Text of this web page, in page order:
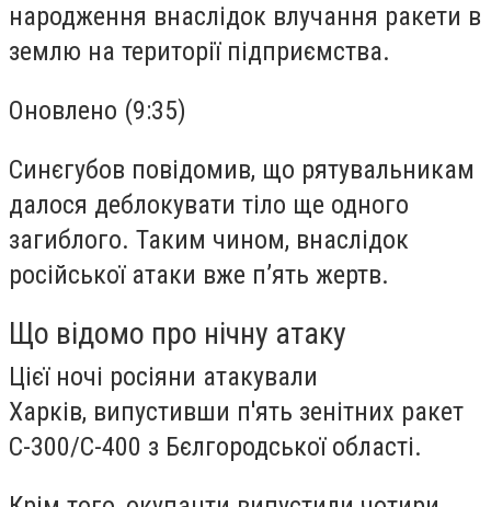
народження внаслідок влучання ракети в
землю на території підприємства.
Оновлено (9:35)
Синєгубов повідомив, що рятувальникам
далося деблокувати тіло ще одного
загиблого. Таким чином, внаслідок
російської атаки вже пʼять жертв.
Що відомо про нічну атаку
Цієї ночі росіяни атакували
Харків, випустивши п'ять зенітних ракет
С-300/С-400 з Бєлгородської області.